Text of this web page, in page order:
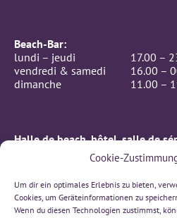
Cookie-
Um dir ein optimales Erlebnis zu bieten,
Cookies, um Geräteinformationen zu
Wenn du diesen Technologien zustimmst,
Beach-Bar:
lundi – jeudi
17.00 –
vendredi & samedi
16.00 –
dimanche
11.00 –
Halle de beach, hôtel, salle de
BeachIN GmbH
Rämismatte 7, 3232 Ins